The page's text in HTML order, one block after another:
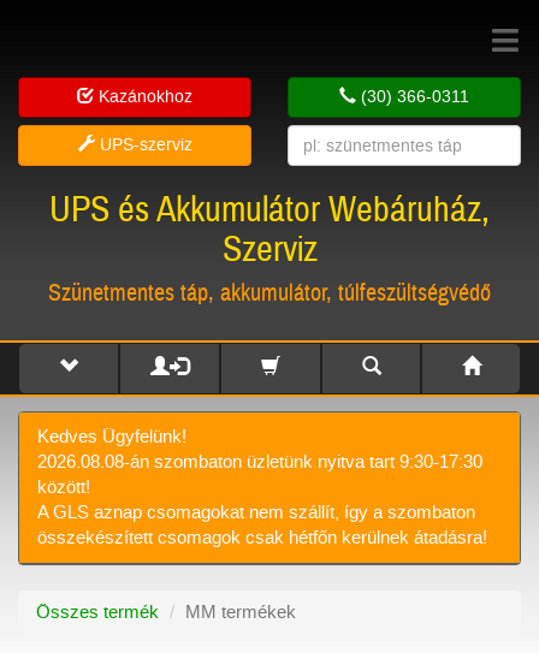
Toggle
Kazánokhoz
UPS-szerviz
(30) 366-0311
UPS és Akkumulátor Webáruház,
Szerviz
Szünetmentes táp, akkumulátor, túlfeszültségvédő
Kedves Ügyfelünk!
2026.08.08-án szombaton üzletünk nyitva tart 9:30-17:30
között!
A GLS aznap csomagokat nem szállít, így a szombaton
összekészített csomagok csak hétfőn kerülnek átadásra!
Összes termék MM termékek